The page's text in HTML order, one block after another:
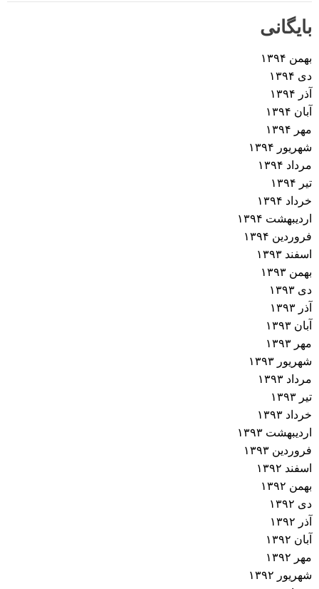
بایگانی
بهمن ۱۳۹۴
دی ۱۳۹۴
آذر ۱۳۹۴
آبان ۱۳۹۴
مهر ۱۳۹۴
شهریور ۱۳۹۴
مرداد ۱۳۹۴
تیر ۱۳۹۴
خرداد ۱۳۹۴
اردیبهشت ۱۳۹۴
فروردین ۱۳۹۴
اسفند ۱۳۹۳
بهمن ۱۳۹۳
دی ۱۳۹۳
آذر ۱۳۹۳
آبان ۱۳۹۳
مهر ۱۳۹۳
شهریور ۱۳۹۳
مرداد ۱۳۹۳
تیر ۱۳۹۳
خرداد ۱۳۹۳
اردیبهشت ۱۳۹۳
فروردین ۱۳۹۳
اسفند ۱۳۹۲
بهمن ۱۳۹۲
دی ۱۳۹۲
آذر ۱۳۹۲
آبان ۱۳۹۲
مهر ۱۳۹۲
شهریور ۱۳۹۲